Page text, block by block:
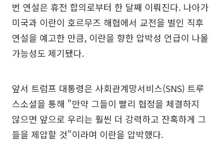
번 연설은 휴전 합의로부터 한 달째 이뤄진다. 나아가
미국과 이란이 호르무즈 해협에서 교전을 벌인 직후
연설을 예고한 만큼, 이란을 향한 압박성 언급이 나올
가능성도 제기됐다.
앞서 트럼프 대통령은 사회관계망서비스(SNS) 트루
스소셜을 통해 "만약 그들이 빨리 협정을 체결하지
않으면 앞으로 우리는 훨씬 더 강력하고 잔혹하게 그
들을 제압할 것"이라며 이란을 압박했다.